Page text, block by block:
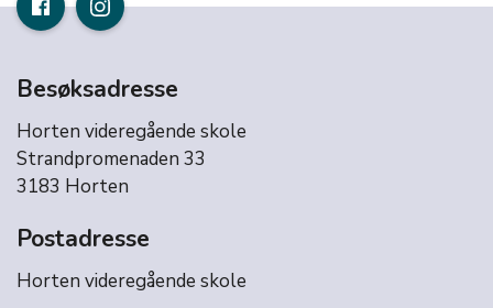
Besøksadresse
Horten videregående skole
Strandpromenaden 33
3183 Horten
Postadresse
Horten videregående skole